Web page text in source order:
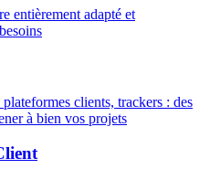
entièrement adapté et
clients, trackers : des
à bien vos projets